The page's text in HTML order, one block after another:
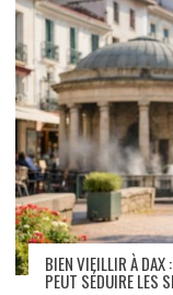
BIEN VIEILLIR À DAX
PEUT SÉDUIRE LES